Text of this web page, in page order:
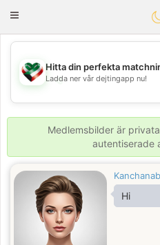
Toggle
💖
Hitta din perfekta
Ladda ner vår dejtingapp nu!
Medlemsbilder är
autentiserade
Hi